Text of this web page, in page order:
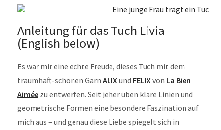
Anleitung für das Tuch Livia
(English below)
Es war mir eine echte Freude, dieses Tuch mit dem
traumhaft-schönen Garn ALIXund FELIXvon La Bien
Aimée zu entwerfen. Seit jeher üben klare Linien und
geometrische Formen eine besondere Faszination auf
mich aus – und genau diese Liebe spiegelt sich in